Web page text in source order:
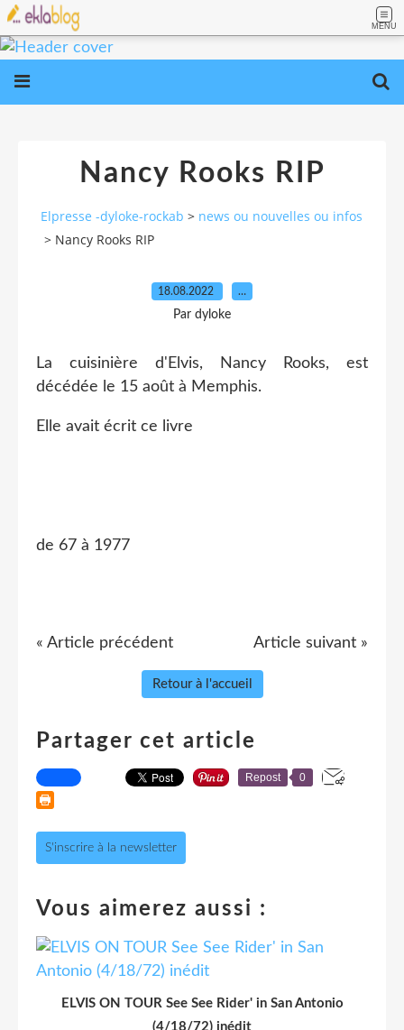
MENU
Nancy Rooks RIP
Elpresse -dyloke-rockab > news ou nouvelles ou infos
> Nancy Rooks RIP
18.08.2022 …
Par dyloke
La cuisinière d'Elvis, Nancy Rooks, est
décédée le 15 août à Memphis.
Elle avait écrit ce livre
de 67 à 1977
« Article précédent Article suivant »
Retour à l'accueil
Partager cet article
Repost 0
S'inscrire à la newsletter
Vous aimerez aussi :
ELVIS ON TOUR See See Rider' in San Antonio
(4/18/72) inédit